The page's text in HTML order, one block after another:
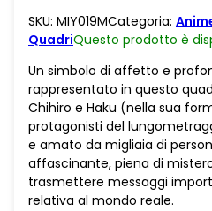
–
Chihiro
e
il
Drago
quantità
SKU: MIY019MCategoria:
QuadriQuesto prodotto è
Un simbolo di affetto e
rappresentato in questo
Chihiro e Haku (nella sua
protagonisti del
e amato da migliaia di
affascinante, piena di
trasmettere messaggi
relativa al mondo reale.